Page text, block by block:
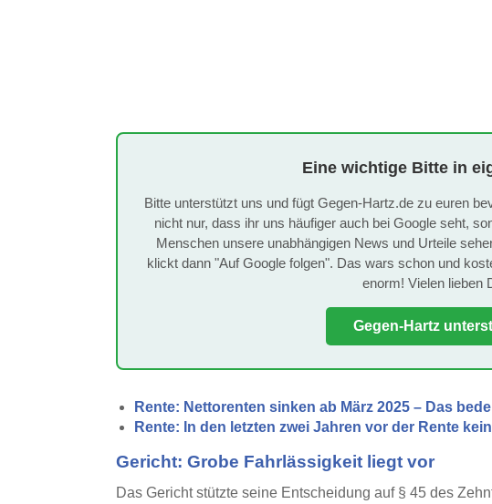
Eine wichtige Bitte in
Bitte unterstützt uns und fügt Gegen-Hartz.de zu euren
nicht nur, dass ihr uns häufiger auch bei Google seht,
Menschen unsere unabhängigen News und Urteile
klickt dann "Auf Google folgen". Das wars schon und
enorm! Vielen lieben
Gegen-Hartz
Rente: Nettorenten sinken ab März 2025 – Das
Rente: In den letzten zwei Jahren vor der Rente
Gericht: Grobe Fahrlässigkeit liegt vor
Das Gericht stützte seine Entscheidung auf § 45 des